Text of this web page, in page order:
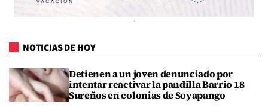
NOTICIAS DE HOY
Detienen a un joven denunciado por
intentar reactivar la pandilla Barrio 18
Sureños en colonias de Soyapango